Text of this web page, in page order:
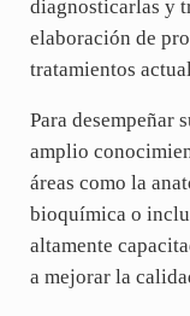
diagnosticarlas y
elaboración de
tratamientos
Para desempeñar
amplio
áreas como la
bioquímica o
altamente
a mejorar la